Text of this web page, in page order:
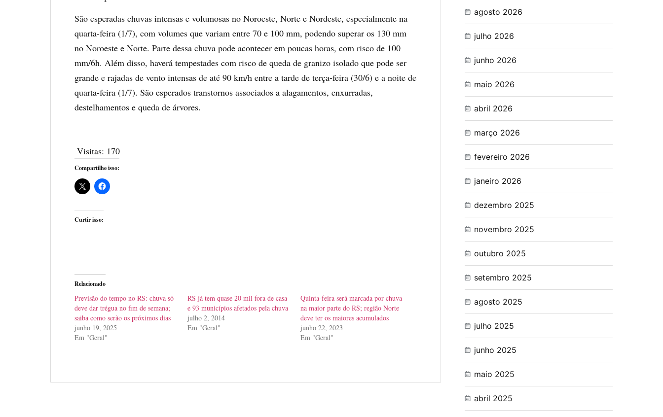
São esperadas chuvas intensas e volumosas no Noroeste, Norte e Nordeste, especialmente na
quarta-feira (1/7), com volumes que variam entre 70 e 100 mm, podendo superar os 130 mm
no Noroeste e Norte. Parte dessa chuva pode acontecer em poucas horas, com risco de 100
mm/6h. Além disso, haverá tempestades com risco de queda de granizo isolado que pode ser
grande e rajadas de vento intensas de até 90 km/h entre a tarde de terça-feira (30/6) e a noite de
quarta-feira (1/7). São esperados transtornos associados a alagamentos, enxurradas,
destelhamentos e queda de árvores.
Visitas: 170
Compartilhe isso:
Curtir isso:
Relacionado
Previsão do tempo no RS: chuva só
deve dar trégua no fim de semana;
saiba como serão os próximos dias
junho 19, 2025
Em "Geral"
RS já tem quase 20 mil fora de casa
e 93 municípios afetados pela chuva
julho 2, 2014
Em "Geral"
Quinta-feira será marcada por chuva
na maior parte do RS; região Norte
deve ter os maiores acumulados
junho 22, 2023
Em "Geral"
agosto 2026
julho 2026
junho 2026
maio 2026
abril 2026
março 2026
fevereiro 2026
janeiro 2026
dezembro 2025
novembro 2025
outubro 2025
setembro 2025
agosto 2025
julho 2025
junho 2025
maio 2025
abril 2025